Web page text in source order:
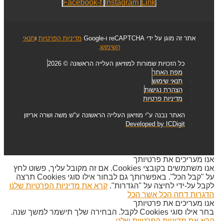
Facebook-f Instagram Link
אתר זה מוגן על ידי reCAPTCHA ו-Google מדיניות הפרטיות ותנאי
השימוש
כל הזכויות שמורות למוזיאון העלייה הראשונה © 2026
מפת האתר
תנאי שימוש
הצהרת נגישות
מדיניות פרטיות
האתר נבנה ע"י מוזיאון העלייה הראשונה ע"ש משה ושרה אריזון
Developed by ICDigit
אנו מעריכים את פרטיותך
אנו משתמשים בקובצי Cookies. אם זה מקובל עליך, פשוט לחץ
על "קבל הכל". באפשרותך גם לבחור אילו סוגי Cookies תרצה
לקבל על-ידי לחיצה על "הגדרות". קרא את מדיניות הפרטיות שלנו
הדגרות דחה הכל אשר הכל
אנו מעריכים את פרטיותך
בחר אילו סוגי Cookies לקבל. הבחירה שלך תישמר למשך שנה.